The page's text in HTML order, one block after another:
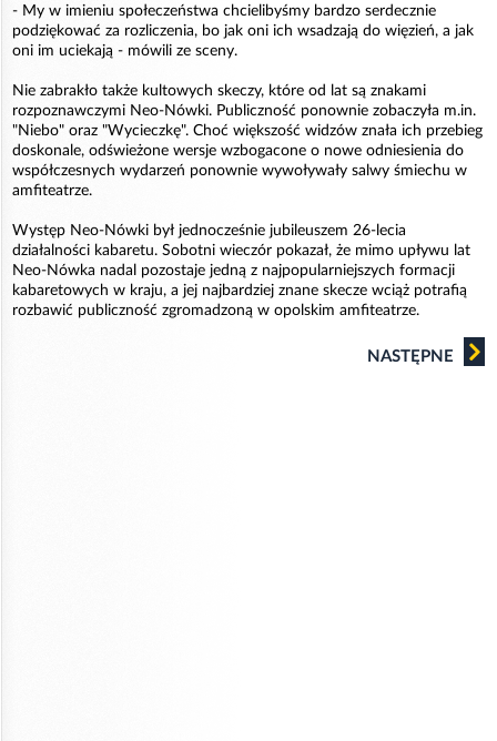
- My w imieniu społeczeństwa chcielibyśmy bardzo serdecznie
podziękować za rozliczenia, bo jak oni ich wsadzają do więzień, a jak
oni im uciekają - mówili ze sceny.
Nie zabrakło także kultowych skeczy, które od lat są znakami
rozpoznawczymi Neo-Nówki. Publiczność ponownie zobaczyła m.in.
"Niebo" oraz "Wycieczkę". Choć większość widzów znała ich przebieg
doskonale, odświeżone wersje wzbogacone o nowe odniesienia do
współczesnych wydarzeń ponownie wywoływały salwy śmiechu w
amfiteatrze.
Występ Neo-Nówki był jednocześnie jubileuszem 26-lecia
działalności kabaretu. Sobotni wieczór pokazał, że mimo upływu lat
Neo-Nówka nadal pozostaje jedną z najpopularniejszych formacji
kabaretowych w kraju, a jej najbardziej znane skecze wciąż potrafią
rozbawić publiczność zgromadzoną w opolskim amfiteatrze.
NASTĘPNE